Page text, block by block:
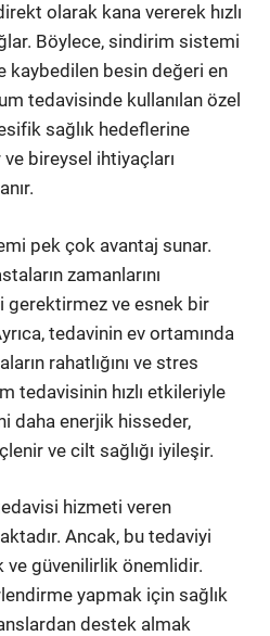
olarak kana vererek hızlı
Böylece, sindirim sistemi
kaybedilen besin değeri en
tedavisinde kullanılan özel
sağlık hedeflerine
ve bireysel ihtiyaçları
pek çok avantaj sunar.
zamanlarını
gerektirmez ve esnek bir
tedavinin ev ortamında
rahatlığını ve stres
tedavisinin hızlı etkileriyle
daha enerjik hisseder,
ve cilt sağlığı iyileşir.
hizmeti veren
Ancak, bu tedaviyi
ve güvenilirlik önemlidir.
yapmak için sağlık
destek almak